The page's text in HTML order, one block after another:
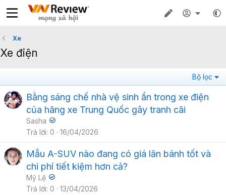
Xe
Xe điện
Bộ lọc
Bằng sáng chế nhà vệ sinh ẩn trong xe điện
của hãng xe Trung Quốc gây tranh cãi
Sasha
Trả lời 0 16/04/2026
Mẫu A-SUV nào đang có giá lăn bánh tốt và
chi phí tiết kiệm hơn cả?
Mỹ Lệ
Trả lời 0 13/04/2026